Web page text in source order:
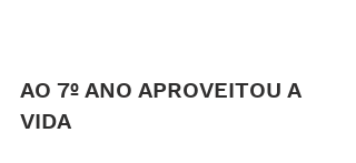
AO 7º ANO APROVEITOU A
VIDA